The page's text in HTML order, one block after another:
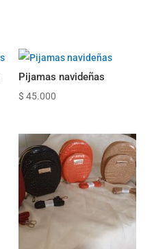
Pijamas navideñas
$ 45.000